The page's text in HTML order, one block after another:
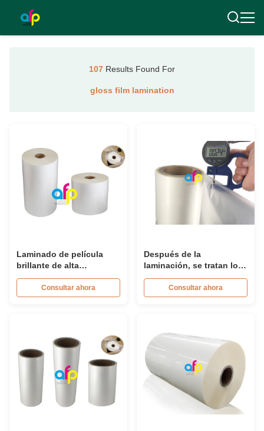
107 Results Found For
gloss film lamination
Laminado de película
brillante de alta
transparencia, película
de laminado térmico
aprobada por SGS
Consultar ahora
Después de la
laminación, se tratan los
rollos de laminado de
película clara de 38 dinos
Corona
Consultar ahora